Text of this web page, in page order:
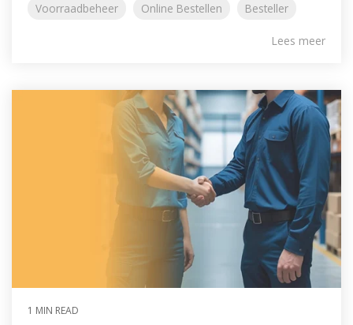
Voorraadbeheer Online Bestellen Besteller
Lees meer
1 MIN READ